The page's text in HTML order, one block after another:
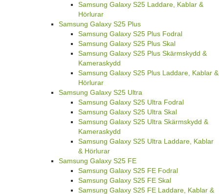
Samsung Galaxy S25 Laddare, Kablar &
Hörlurar
Samsung Galaxy S25 Plus
Samsung Galaxy S25 Plus Fodral
Samsung Galaxy S25 Plus Skal
Samsung Galaxy S25 Plus Skärmskydd &
Kameraskydd
Samsung Galaxy S25 Plus Laddare, Kablar &
Hörlurar
Samsung Galaxy S25 Ultra
Samsung Galaxy S25 Ultra Fodral
Samsung Galaxy S25 Ultra Skal
Samsung Galaxy S25 Ultra Skärmskydd &
Kameraskydd
Samsung Galaxy S25 Ultra Laddare, Kablar
& Hörlurar
Samsung Galaxy S25 FE
Samsung Galaxy S25 FE Fodral
Samsung Galaxy S25 FE Skal
Samsung Galaxy S25 FE Laddare, Kablar &